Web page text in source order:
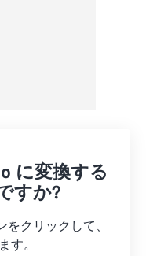
に変換する
すか?
をクリックして、
す。